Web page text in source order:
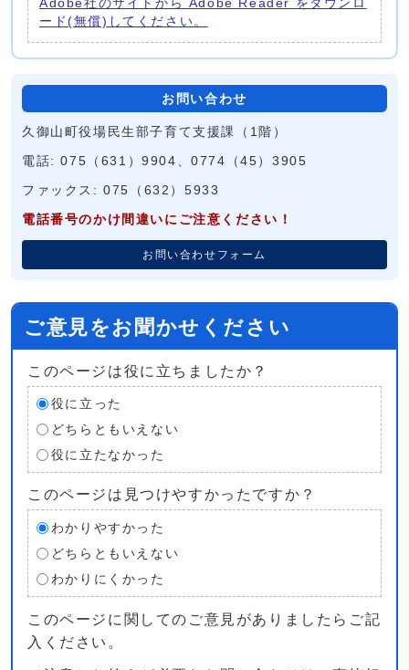
Adobe社のサイトから Adobe Reader をダウンロ
ード(無償)してください。
お問い合わせ
久御山町役場民生部子育て支援課（1階）
電話: 075（631）9904、0774（45）3905
ファックス: 075（632）5933
電話番号のかけ間違いにご注意ください！
お問い合わせフォーム
ご意見をお聞かせください
このページは役に立ちましたか？
役に立った
どちらともいえない
役に立たなかった
このページは見つけやすかったですか？
わかりやすかった
どちらともいえない
わかりにくかった
このページに関してのご意見がありましたらご記
入ください。